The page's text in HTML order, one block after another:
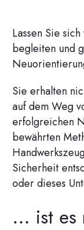
Lassen Sie
begleiten und
Sie erhalten
auf dem Weg
erfolgreichen
bewährten
Sicherheit
oder dieses
... ist es